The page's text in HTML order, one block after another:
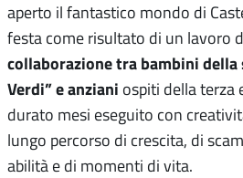
aperto il fantastico mondo di
festa come risultato di un lavoro
collaborazione tra bambini della
Verdi” e anziani ospiti della terza
durato mesi eseguito con
lungo percorso di crescita, di
abilità e di momenti di vita.